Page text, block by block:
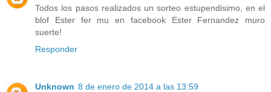
Todos los pasos realizados un sorteo estupendisimo, en el
blof Ester fer mu en facebook Ester Fernandez muro
suerte!
Responder
Unknown 8 de enero de 2014 a las 13:59